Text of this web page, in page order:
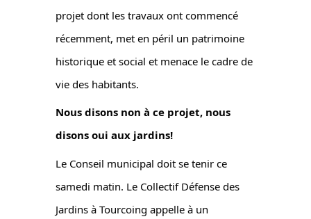
projet dont les travaux ont commencé
récemment, met en péril un patrimoine
historique et social et menace le cadre de
vie des habitants.
Nous disons non à ce projet, nous
disons oui aux jardins!
Le Conseil municipal doit se tenir ce
samedi matin. Le Collectif Défense des
Jardins à Tourcoing appelle à un